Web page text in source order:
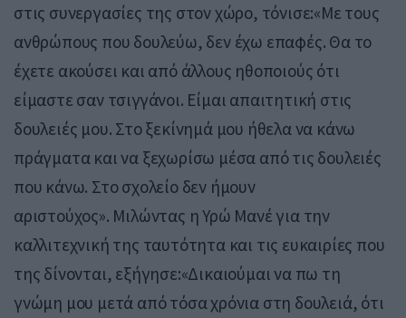
στις συνεργασίες της στον χώρο, τόνισε:«Με τους
ανθρώπους που δουλεύω, δεν έχω επαφές. Θα το
έχετε ακούσει και από άλλους ηθοποιούς ότι
είμαστε σαν τσιγγάνοι. Είμαι απαιτητική στις
δουλειές μου. Στο ξεκίνημά μου ήθελα να κάνω
πράγματα και να ξεχωρίσω μέσα από τις δουλειές
που κάνω. Στο σχολείο δεν ήμουν
αριστούχος». Μιλώντας η Υρώ Μανέ για την
καλλιτεχνική της ταυτότητα και τις ευκαιρίες που
της δίνονται, εξήγησε:«Δικαιούμαι να πω τη
γνώμη μου μετά από τόσα χρόνια στη δουλειά, ότι